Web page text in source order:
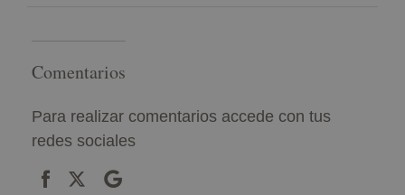
Comentarios
Para realizar comentarios accede con tus
redes sociales